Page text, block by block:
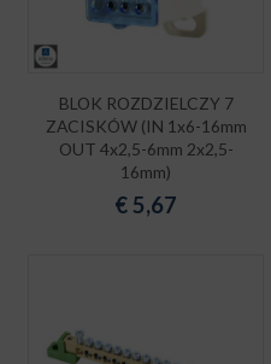
BLOK ROZDZIELCZY 7
ZACISKÓW (IN 1x6-16mm
OUT 4x2,5-6mm 2x2,5-
16mm)
€5,67